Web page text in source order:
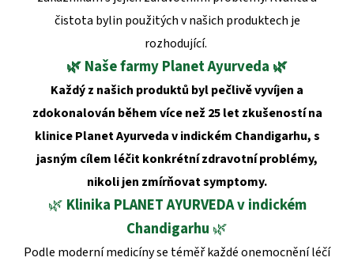
čistota bylin použitých v našich produktech je
rozhodující.
🌿 Naše farmy Planet Ayurveda 🌿
Každý z našich produktů byl pečlivě vyvíjen a
zdokonalován během více než 25 let zkušeností na
klinice Planet Ayurveda v indickém Chandigarhu,s
jasným cílem léčit konkrétní zdravotní problémy,
nikoli jen zmírňovat symptomy.
🌿 Klinika PLANET AYURVEDA v indickém
Chandigarhu 🌿
Podle moderní medicíny se téměř každé onemocnění léčí